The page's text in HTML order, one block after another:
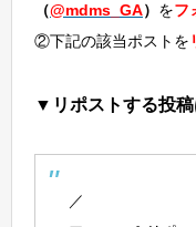
（@mdms_GA） をフ
②下記の該当ポストを
▼リポストする投
／